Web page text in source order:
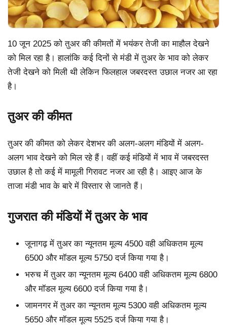
10 जून 2025 को तुअर की कीमतों में भयंकर तेजी का माहौल देखने
को मिल रहा है। हालांकि कई दिनों से मंडी में तुअर के भाव को लेकर
तेजी देखने को मिली थी लेकिन फिलहाल जबरदस्त उछाल नजर आ रहा
है।
तुअर की कीमत
तुअर की कीमत को लेकर देशभर की अलग-अलग मंडियों में अलग-
अलग भाव देखने को मिल रहे हैं। वहीं कई मंडियों में भाव में जबरदस्त
उछाल है तो कई में मामूली गिरावट नजर आ रही है। आइए आज के
ताजा मंडी भाव के बारे में विस्तार से जानते हैं।
गुजरात की मंडियों में तुअर के भाव
जूनागढ़ में तुअर का न्यूनतम मूल्य 4500 वही अधिकतम मूल्य
6500 और मॉडल मूल्य 5750 दर्ज किया गया है।
भरुच में तुअर का न्यूनतम मूल्य 6400 वही अधिकतम मूल्य 6800
और मॉडल मूल्य 6600 दर्ज किया गया है।
जामनगर में तुअर का न्यूनतम मूल्य 5300 वही अधिकतम मूल्य
5650 और मॉडल मूल्य 5525 दर्ज किया गया है।